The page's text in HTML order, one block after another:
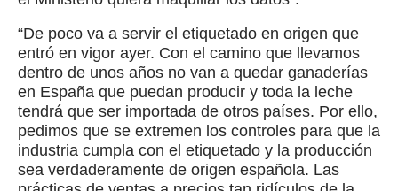
“De poco va a servir el etiquetado en origen que
entró en vigor ayer. Con el camino que llevamos
dentro de unos años no van a quedar ganaderías
en España que puedan producir y toda la leche
tendrá que ser importada de otros países. Por ello,
pedimos que se extremen los controles para que la
industria cumpla con el etiquetado y la producción
sea verdaderamente de origen española. Las